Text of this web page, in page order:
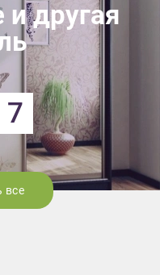
другая
7
все